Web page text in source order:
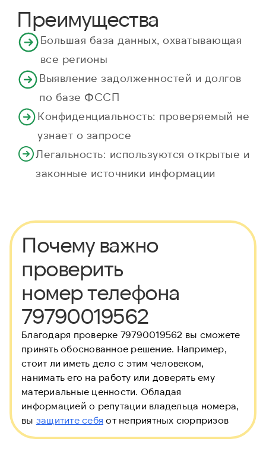
Преимущества
Большая база данных, охватывающая
все регионы
Выявление задолженностей и долгов
по базе ФССП
Конфиденциальность: проверяемый не
узнает о запросе
Легальность: используются открытые и
законные источники информации
Почему важно
проверить
номер телефона
79790019562
Благодаря проверке 79790019562 вы сможете
принять обоснованное решение. Например,
стоит ли иметь дело с этим человеком,
нанимать его на работу или доверять ему
материальные ценности. Обладая
информацией о репутации владельца номера,
вы защитите себя от неприятных сюрпризов